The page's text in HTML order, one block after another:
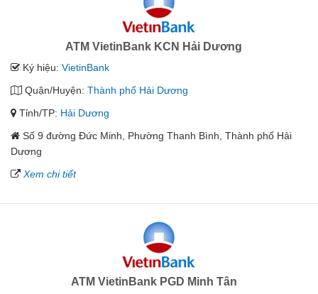
ATM VietinBank KCN Hải Dương
Ký hiệu: VietinBank
Quận/Huyện: Thành phố Hải Dương
Tỉnh/TP: Hải Dương
Số 9 đường Đức Minh, Phường Thanh Bình, Thành phố Hải
Dương
Xem chi tiết
ATM VietinBank PGD Minh Tân